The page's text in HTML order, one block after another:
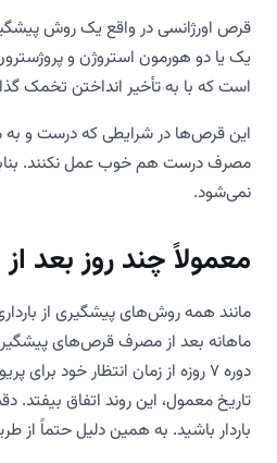
قرص اورژانسی در واقع یک روش
یک یا دو هورمون استروژن و
است که با به تأخیر انداختن تخمک
نمی‌شود.
معمولاً چند روز بعد
مانند همه روش‌های پیشگیری از
ماهانه بعد از مصرف قرص‌های
باردار باشید. به همین دلیل حتماً